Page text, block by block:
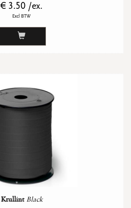
€ 3.50 /ex.
Excl BTW
Krullint Black